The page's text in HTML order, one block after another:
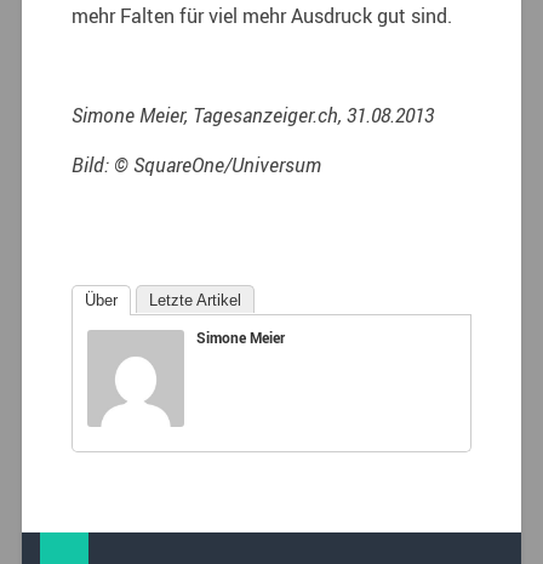
mehr Falten für viel mehr Ausdruck gut sind.
Simone Meier, Tagesanzeiger.ch, 31.08.2013
Bild: © SquareOne/Universum
Über Letzte Artikel
Simone Meier